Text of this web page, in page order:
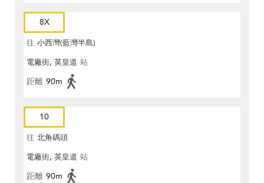
8X
往 小西灣(藍灣半島)
電廠街, 英皇道 站
距離 90m
10
往 北角碼頭
電廠街, 英皇道 站
距離 90m